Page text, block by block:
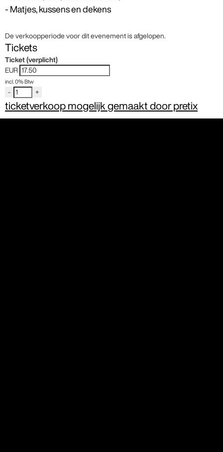
- Matjes, kussens en dekens
De verkoopperiode voor dit evenement is afgelopen.
Tickets
Ticket (verplicht)
EUR
incl. 0% Btw
- +
ticketverkoop mogelijk gemaakt door pretix